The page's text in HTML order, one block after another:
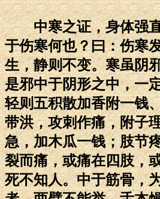
中寒之证，身体强直
于伤寒何也？曰：伤寒
生，静则不变。寒虽阴
是邪中于阴形之中，一
轻则五积散加香附一钱
带洪，攻刺作痛，附子
急，加木瓜一钱；肢节
裂而痛，或痛在四肢，
死不知人。中于筋骨，